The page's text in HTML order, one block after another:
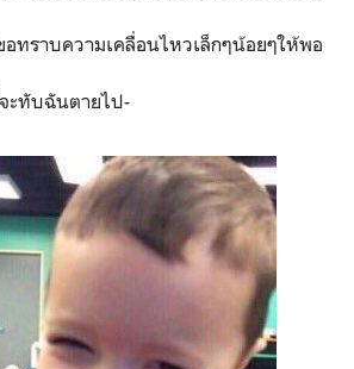
ทราบความเคลื่อนไหวเล็กๆน้อยๆให้พอ
ะทับฉันตายไป-